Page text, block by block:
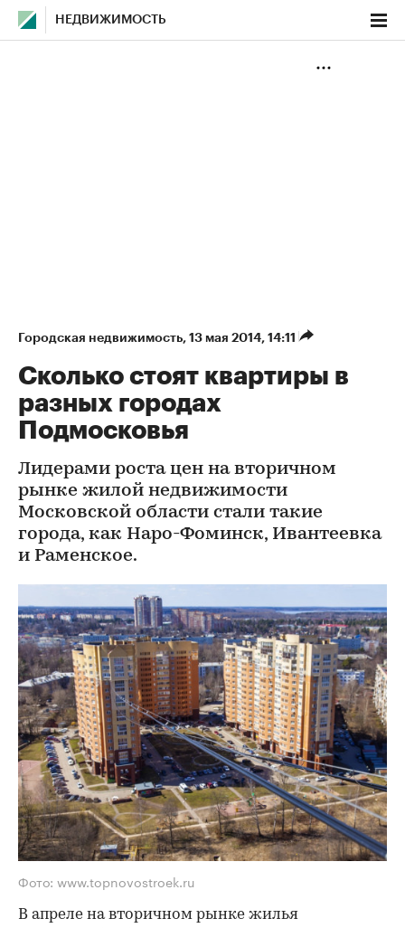
НЕДВИЖИМОСТЬ
Городская недвижимость⁠, 13 мая 2014, 14:11
Сколько стоят квартиры в
разных городах
Подмосковья
Лидерами роста цен на вторичном
рынке жилой недвижимости
Московской области стали такие
города, как Наро-Фоминск, Ивантеевка
и Раменское.
Фото: www.topnovostroek.ru
В апреле на вторичном рынке жилья